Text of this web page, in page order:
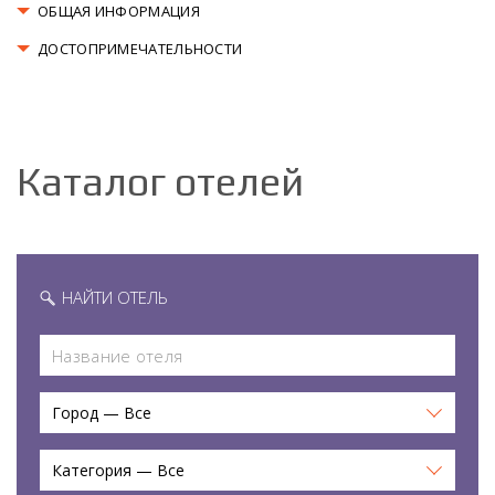
ОБЩАЯ ИНФОРМАЦИЯ
ДОСТОПРИМЕЧАТЕЛЬНОСТИ
Каталог отелей
НАЙТИ ОТЕЛЬ
Город — Все
Категория — Все